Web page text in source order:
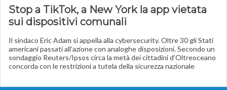
Stop a TikTok, a New York la app vietata
sui dispositivi comunali
Il sindaco Eric Adam si appella alla cybersecurity. Oltre 30 gli Stati
americani passati all’azione con analoghe disposizioni. Secondo un
sondaggio Reuters/Ipsos circa la metà dei cittadini d’Oltreoceano
concorda con le restrizioni a tutela della sicurezza nazionale